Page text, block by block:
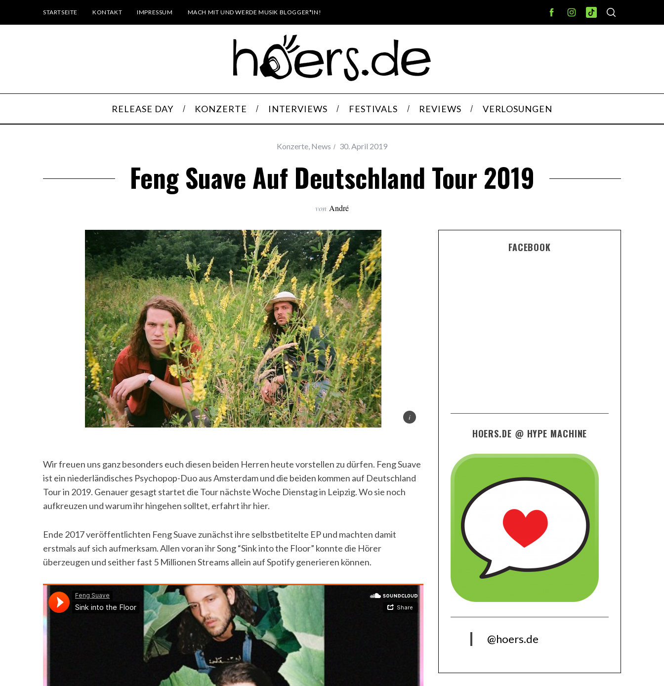
STARTSEITE KONTAKT IMPRESSUM MACH MIT UND WERDE MUSIK BLOGGER*IN!
RELEASE DAY KONZERTE INTERVIEWS FESTIVALS REVIEWS VERLOSUNGEN
Konzerte, News 30. April 2019
Feng Suave Auf Deutschland Tour 2019
von André
Wir freuen uns ganz besonders euch diesen beiden Herren heute vorstellen zu dürfen. Feng Suave
ist ein niederländisches Psychopop-Duo aus Amsterdam und die beiden kommen auf Deutschland
Tour in 2019. Genauer gesagt startet die Tour nächste Woche Dienstag in Leipzig. Wo sie noch
aufkreuzen und warum ihr hingehen solltet, erfahrt ihr hier.
Ende 2017 veröffentlichten Feng Suave zunächst ihre selbstbetitelte EP und machten damit
erstmals auf sich aufmerksam. Allen voran ihr Song “Sink into the Floor” konnte die Hörer
überzeugen und seither fast 5 Millionen Streams allein auf Spotify generieren können.
FACEBOOK
HOERS.DE @ HYPE MACHINE
@hoers.de